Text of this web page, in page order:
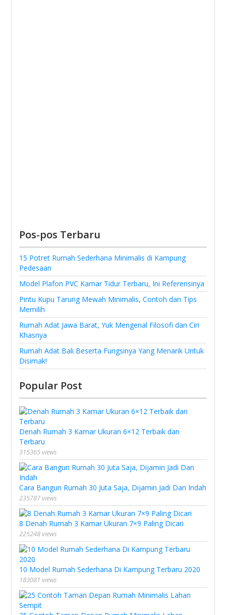
Pos-pos Terbaru
15 Potret Rumah Sederhana Minimalis di Kampung
Pedesaan
Model Plafon PVC Kamar Tidur Terbaru, Ini Referensinya
Pintu Kupu Tarung Mewah Minimalis, Contoh dan Tips
Memilih
Rumah Adat Jawa Barat, Yuk Mengenal Filosofi dan Ciri
Khasnya
Rumah Adat Bali Beserta Fungsinya Yang Menarik Untuk
Disimak!
Popular Post
Denah Rumah 3 Kamar Ukuran 6×12 Terbaik dan
Terbaru
315365 views
Cara Bangun Rumah 30 Juta Saja, Dijamin Jadi Dan Indah
235787 views
8 Denah Rumah 3 Kamar Ukuran 7×9 Paling Dicari
225248 views
10 Model Rumah Sederhana Di Kampung Terbaru 2020
183081 views